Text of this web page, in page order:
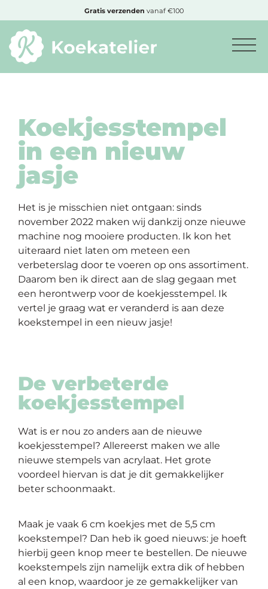
Minimum
Nieuwe
producten
Producten
Producten
op
thema
Maatwerk
Gratis
Gratis verzenden vanaf €100
Koekjesstempel
in een nieuw
jasje
Het is je misschien niet ontgaan: sinds
november 2022 maken wij dankzij onze nieuwe
machine nog mooiere producten. Ik kon het
uiteraard niet laten om meteen een
verbeterslag door te voeren op ons assortiment.
Daarom ben ik direct aan de slag gegaan met
een herontwerp voor de koekjesstempel. Ik
vertel je graag wat er veranderd is aan deze
koekstempel in een nieuw jasje!
De verbeterde
koekjesstempel
Wat is er nou zo anders aan de nieuwe
koekjesstempel? Allereerst maken we alle
nieuwe stempels van acrylaat. Het grote
voordeel hiervan is dat je dit gemakkelijker
beter schoonmaakt.
Maak je vaak 6 cm koekjes met de 5,5 cm
koekstempel? Dan heb ik goed nieuws: je hoeft
hierbij geen knop meer te bestellen. De nieuwe
koekstempels zijn namelijk extra dik of hebben
al een knop, waardoor je ze gemakkelijker van